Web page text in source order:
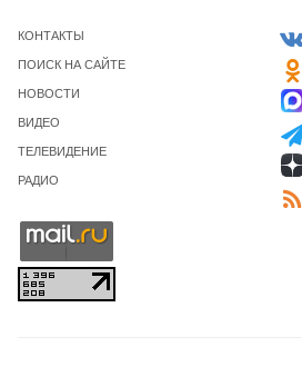
КОНТАКТЫ
ПОИСК НА САЙТЕ
НОВОСТИ
ВИДЕО
ТЕЛЕВИДЕНИЕ
РАДИО